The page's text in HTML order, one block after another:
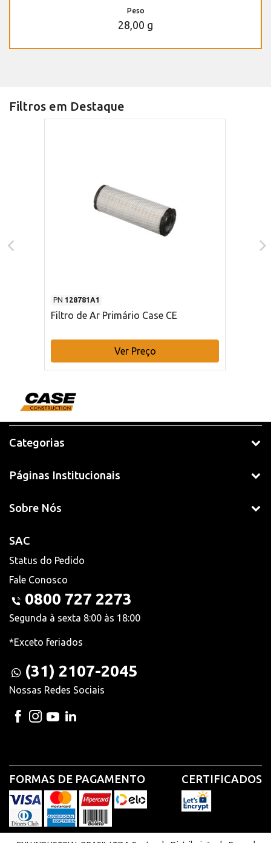
Peso
28,00 g
Filtros em Destaque
PN 128781A1
Filtro de Ar Primário Case CE
Ver Preço
Categorias
Páginas Institucionais
Sobre Nós
SAC
Status do Pedido
Fale Conosco
0800 727 2273
Segunda à sexta 8:00 às 18:00
*Exceto feriados
(31) 2107-2045
Nossas Redes Sociais
FORMAS DE PAGAMENTO CERTIFICADOS